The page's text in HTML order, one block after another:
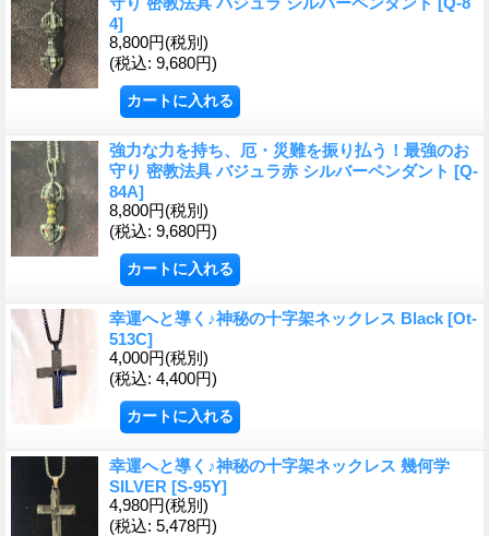
4]
8,800円(税別)
(税込: 9,680円)
強力な力を持ち、厄・災難を振り払う！最強のお
守り 密教法具 バジュラ赤 シルバーペンダント [Q-
84A]
8,800円(税別)
(税込: 9,680円)
幸運へと導く♪神秘の十字架ネックレス Black [Ot-
513C]
4,000円(税別)
(税込: 4,400円)
幸運へと導く♪神秘の十字架ネックレス 幾何学
SILVER [S-95Y]
4,980円(税別)
(税込: 5,478円)